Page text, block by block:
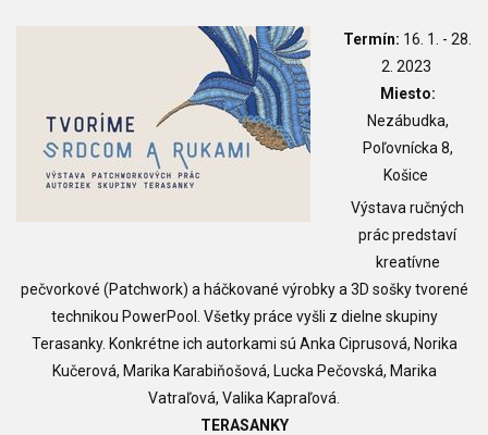
Termín: 16. 1. - 28.
2. 2023
Miesto:
Nezábudka,
Poľovnícka 8,
Košice
Výstava ručných
prác predstaví
kreatívne
pečvorkové (Patchwork) a háčkované výrobky a 3D sošky tvorené
technikou PowerPool. Všetky práce vyšli z dielne skupiny
Terasanky. Konkrétne ich autorkami sú Anka Ciprusová, Norika
Kučerová, Marika Karabiňošová, Lucka Pečovská, Marika
Vatraľová, Valika Kapraľová.
TERASANKY